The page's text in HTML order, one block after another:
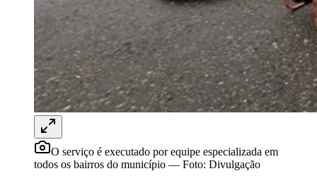
NHL
Atletismo
Vôlei
NBB
Competições de Futebol
Brasileirão Série A
Brasileirão Série B
Paulistão
Copa do Brasil
Libertadores
Sul-Americana
Copa América
O serviço é executado por equipe especializada em
todos os bairros do município — Foto: Divulgação